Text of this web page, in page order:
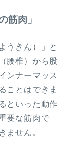
筋肉」
うきん）」と
腰椎）から股
ンナーマッス
ことはできま
といった動作
要な筋肉で
ません。